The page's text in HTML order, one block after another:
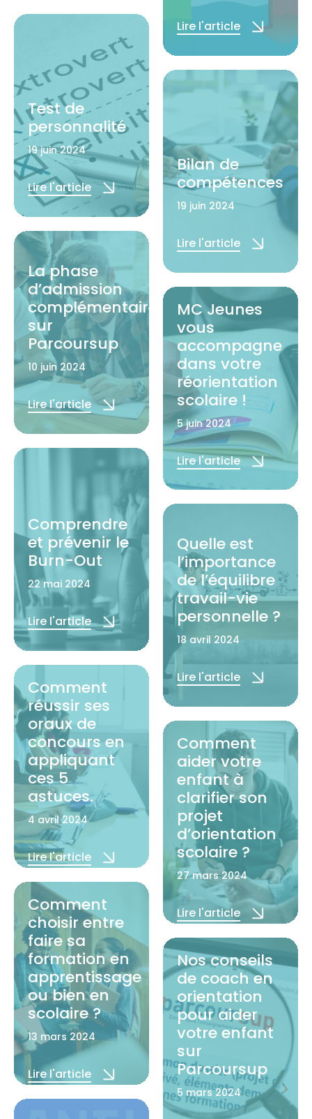
Test de
personnalité
19 juin 2024
Lire l'article
La phase
d’admission
complémentaire
sur
Parcoursup
10 juin 2024
Lire l'article
Comprendre
et prévenir le
Burn-Out
22 mai 2024
Lire l'article
Comment
réussir ses
oraux de
concours en
appliquant
ces 5
astuces.
4 avril 2024
Lire l'article
Comment
choisir entre
faire sa
formation en
apprentissage
ou bien en
scolaire ?
13 mars 2024
Lire l'article
Lire l'article
Bilan de
compétences
19 juin 2024
Lire l'article
MC Jeunes
vous
accompagne
dans votre
réorientation
scolaire !
5 juin 2024
Lire l'article
Quelle est
l’importance
de l’équilibre
travail-vie
personnelle ?
18 avril 2024
Lire l'article
Comment
aider votre
enfant à
clarifier son
projet
d’orientation
scolaire ?
27 mars 2024
Lire l'article
Nos conseils
de coach en
orientation
pour aider
votre enfant
sur
Parcoursup
5 mars 2024